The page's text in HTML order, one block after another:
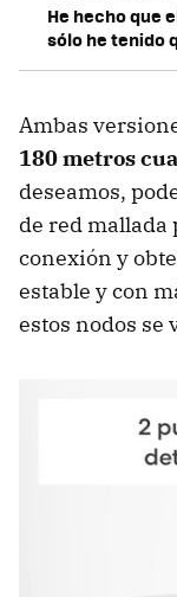
He hecho que
sólo he tenido
Ambas
180 metros
deseamos,
de red mallada
conexión y
estable y con
estos nodos se